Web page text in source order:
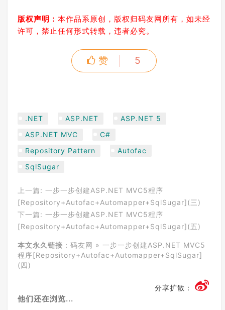
版权声明： 本作品系原创，版权归码友网所有，如未经
许可，禁止任何形式转载，违者必究。
赞 5
.NET ASP.NET
ASP.NET 5
ASP.NET MVC
C#
Repository Pattern
Autofac
SqlSugar
上一篇: 一步一步创建ASP.NET MVC5程序
[Repository+Autofac+Automapper+SqlSugar](三)
下一篇: 一步一步创建ASP.NET MVC5程序
[Repository+Autofac+Automapper+SqlSugar](五)
本文永久链接 ： 码友网 » 一步一步创建ASP.NET MVC5
程序[Repository+Autofac+Automapper+SqlSugar]
(四)
分享扩散：
他们还在浏览...